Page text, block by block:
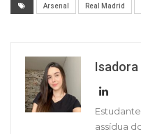
Arsenal Real Madrid
Isadora
assídua